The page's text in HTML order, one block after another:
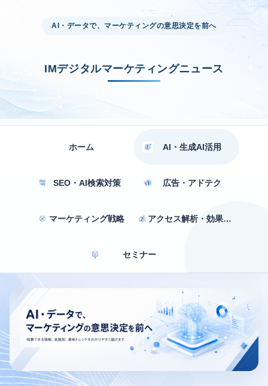
AI・データで、マーケティングの意思決定を前へ
IMデジタルマーケティングニュース
ホーム AI・生成AI活用
SEO・AI検索対策 広告・アドテク
マーケティング戦略 アクセス解析・効果測定
セミナー